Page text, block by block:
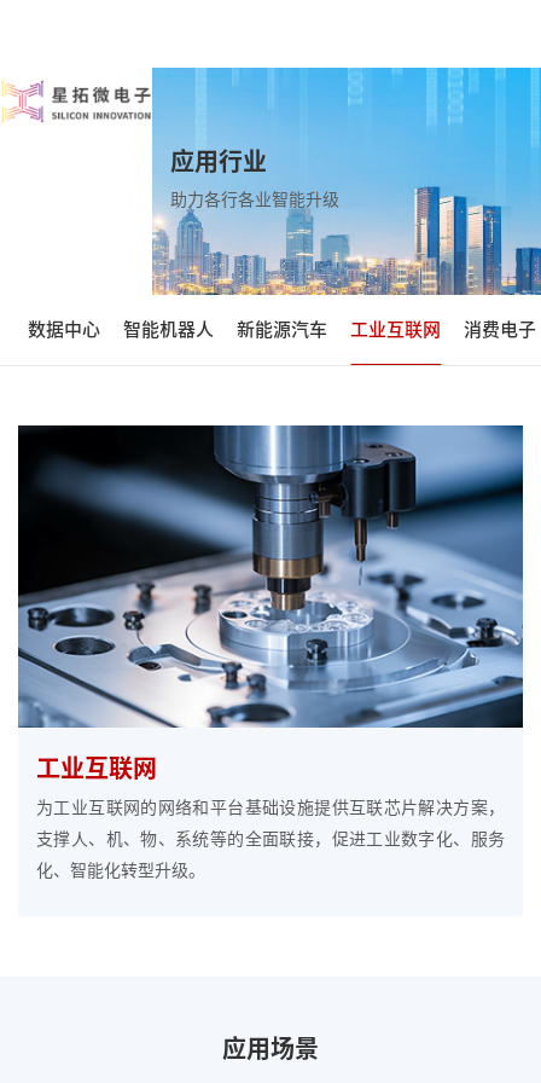
应用行业
助力各行各业智能升级
数据中心 智能机器人 新能源汽车 工业互联网 消费电子
工业互联网
为工业互联网的网络和平台基础设施提供互联芯片解决方案，
支撑人、机、物、系统等的全面联接，促进工业数字化、服务
化、智能化转型升级。
应用场景